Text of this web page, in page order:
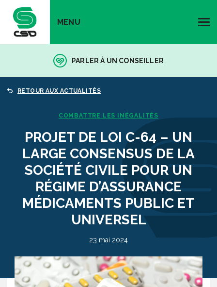
MENU
PARLER À UN CONSEILLER
RETOUR AUX ACTUALITÉS
COMBATTRE LES INÉGALITÉS
PROJET DE LOI C-64 – UN
LARGE CONSENSUS DE LA
SOCIÉTÉ CIVILE POUR UN
RÉGIME D’ASSURANCE
MÉDICAMENTS PUBLIC ET
UNIVERSEL
23 mai 2024